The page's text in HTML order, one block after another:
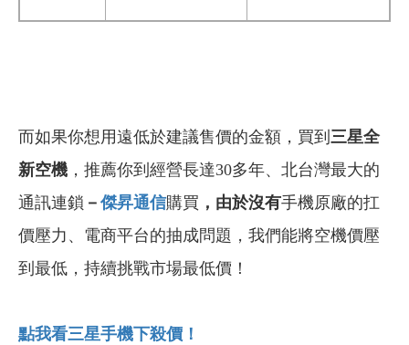
而如果你想用遠低於建議售價的金額，買到 三星全
新空機 ，推薦你到經營長達30多年、北台灣最大的
通訊連鎖 － 傑昇通信購買 ，由於沒有手機原廠的扛
價壓力、電商平台的抽成問題，我們能將空機價壓
到最低，持續挑戰市場最低價！
點我看三星手機下殺價！